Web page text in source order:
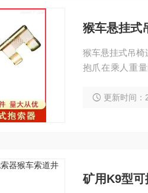
猴车悬挂式
猴车悬挂式吊
抱爪在乘人重
更新时间
矿用K9型可